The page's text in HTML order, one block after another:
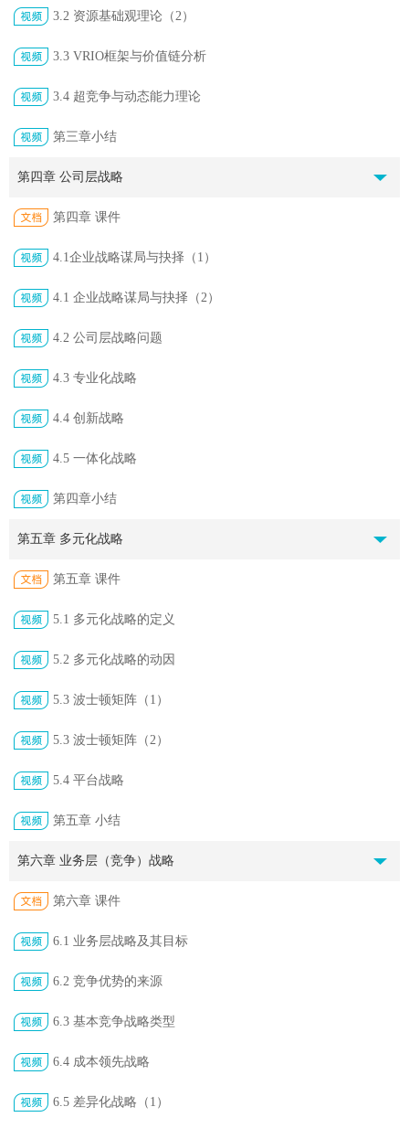
3.2 资源基础观理论（2）
3.3 VRIO框架与价值链分析
3.4 超竞争与动态能力理论
第三章小结
第四章 公司层战略
第四章 课件
4.1企业战略谋局与抉择（1）
4.1 企业战略谋局与抉择（2）
4.2 公司层战略问题
4.3 专业化战略
4.4 创新战略
4.5 一体化战略
第四章小结
第五章 多元化战略
第五章 课件
5.1 多元化战略的定义
5.2 多元化战略的动因
5.3 波士顿矩阵（1）
5.3 波士顿矩阵（2）
5.4 平台战略
第五章 小结
第六章 业务层（竞争）战略
第六章 课件
6.1 业务层战略及其目标
6.2 竞争优势的来源
6.3 基本竞争战略类型
6.4 成本领先战略
6.5 差异化战略（1）